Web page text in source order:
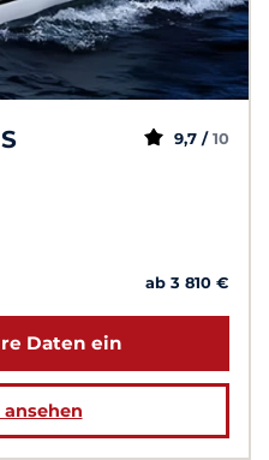
9,7 / 10
ab 3 810 €
Daten ein
ansehen